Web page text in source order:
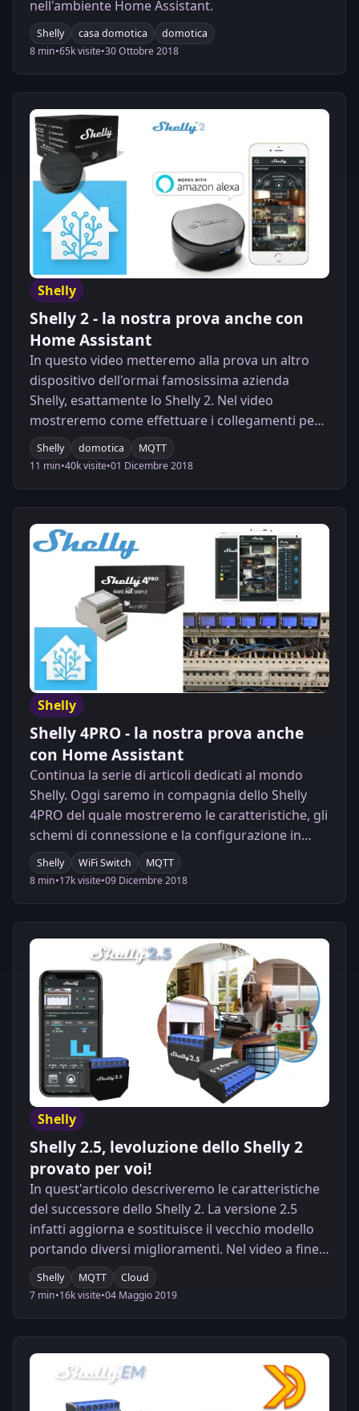
nell'ambiente Home Assistant.
Shelly casa domotica
domotica
8 min•65k visite•30 Ottobre 2018
Shelly
Shelly 2 - la nostra prova anche con
Home Assistant
In questo video metteremo alla prova un altro
dispositivo dell'ormai famosissima azienda
Shelly, esattamente lo Shelly 2. Nel video
mostreremo come effettuare i collegamenti per
domotizzare una tapparella elettrica e come
configurare il tutto all'interno di Home Assistant.
Shelly domotica
MQTT
11 min•40k visite•01 Dicembre 2018
Shelly
Shelly 4PRO - la nostra prova anche
con Home Assistant
Continua la serie di articoli dedicati al mondo
Shelly. Oggi saremo in compagnia dello Shelly
4PRO del quale mostreremo le caratteristiche, gli
schemi di connessione e la configurazione in
Home Assistant.
Shelly WiFi Switch
MQTT
8 min•17k visite•09 Dicembre 2018
Shelly
Shelly 2.5, levoluzione dello Shelly 2
provato per voi!
In quest'articolo descriveremo le caratteristiche
del successore dello Shelly 2. La versione 2.5
infatti aggiorna e sostituisce il vecchio modello
portando diversi miglioramenti. Nel video a fine
articolo la prova di gestione di una tapparella.
Shelly MQTT
Cloud
7 min•16k visite•04 Maggio 2019